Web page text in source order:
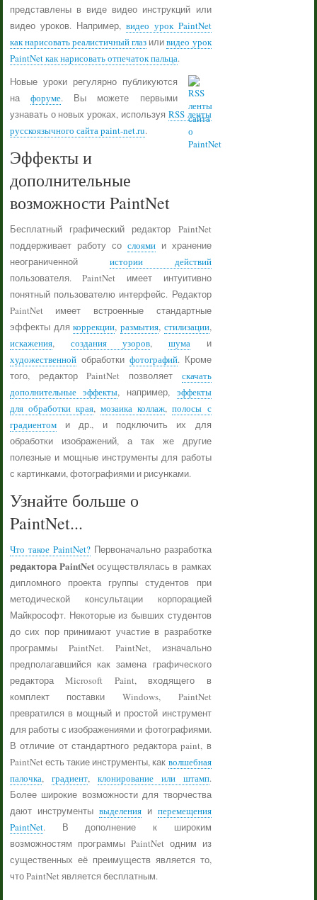
представлены в виде видео инструкций или
видео уроков. Например, видео урок PaintNet
как нарисовать реалистичный глаз иливидео урок
PaintNet как нарисовать отпечаток пальца.
Новые уроки регулярно публикуются
нафоруме. Вы можете первыми
узнавать о новых уроках, используя RSS ленты
русскоязычного сайта paint-net.ru.
Эффекты и
дополнительные
возможности PaintNet
Бесплатный графический редактор PaintNet
поддерживает работу со слоямии хранение
неограниченной истории действий
пользователя. PaintNet имеет интуитивно
понятный пользователю интерфейс. Редактор
PaintNet имеет встроенные стандартные
эффекты длякоррекции, размытия, стилизации,
искажения, создания узоров, шумаи
художественнойобработки фотографий. Кроме
того, редактор PaintNet позволяет скачать
дополнительные эффекты, например, эффекты
для обработки края,мозаика коллаж,полосы с
градиентоми др., и подключить их для
обработки изображений, а так же другие
полезные и мощные инструменты для работы
с картинками, фотографиями и рисунками.
Узнайте больше о
PaintNet...
Что такое PaintNet?Первоначально разработка
редактора PaintNet осуществлялась в рамках
дипломного проекта группы студентов при
методической консультации корпорацией
Майкрософт. Некоторые из бывших студентов
до сих пор принимают участие в разработке
программы PaintNet. PaintNet, изначально
предполагавшийся как замена графического
редактора Microsoft Paint, входящего в
комплект поставки Windows, PaintNet
превратился в мощный и простой инструмент
для работы с изображениями и фотографиями.
В отличие от стандартного редактора paint, в
PaintNet есть такие инструменты, как волшебная
палочка, градиент, клонирование или штамп.
Более широкие возможности для творчества
дают инструменты выделенияи перемещения
PaintNet. В дополнение к широким
возможностям программы PaintNet одним из
существенных её преимуществ является то,
что PaintNet является бесплатным.